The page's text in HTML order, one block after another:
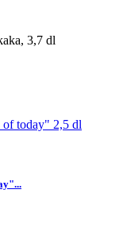
3,7 dl